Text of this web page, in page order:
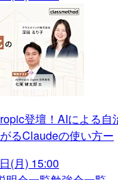
登壇！AIによる
るClaudeの使い方ー
(月) 15:00